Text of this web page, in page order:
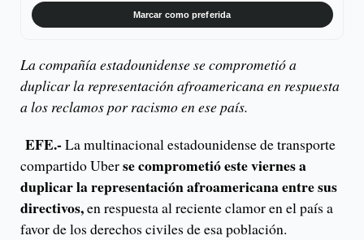
Marcar como preferida
La compañía estadounidense se comprometió a
duplicar la representación afroamericana en respuesta
a los reclamos por racismo en ese país.
EFE.- La multinacional estadounidense de transporte
compartido Uberse comprometió este viernes a
duplicar la representación afroamericana entre sus
directivos,en respuesta al reciente clamor en el país a
favor de los derechos civiles de esa población.